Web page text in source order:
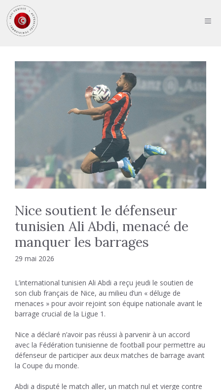
au
contenu
Nice soutient le défenseur
tunisien Ali Abdi, menacé de
manquer les barrages
29 mai 2026
L’international tunisien Ali Abdi a reçu jeudi le soutien de
son club français de Nice, au milieu d’un « déluge de
menaces » pour avoir rejoint son équipe nationale avant le
barrage crucial de la Ligue 1.
Nice a déclaré n’avoir pas réussi à parvenir à un accord
avec la Fédération tunisienne de football pour permettre au
défenseur de participer aux deux matches de barrage avant
la Coupe du monde.
Abdi a disputé le match aller, un match nul et vierge contre